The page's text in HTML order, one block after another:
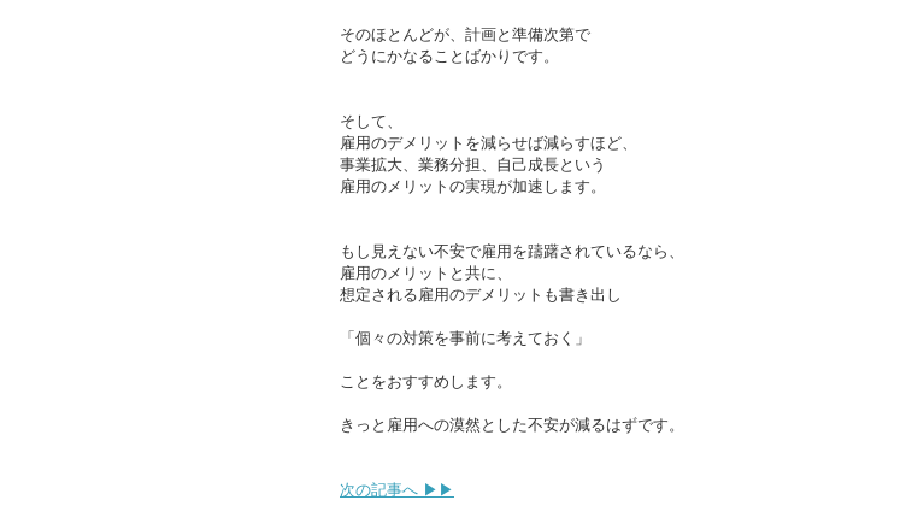
そのほとんどが、計画と準備次第で
どうにかなることばかりです。
そして、
雇用のデメリットを減らせば減らすほど、
事業拡大、業務分担、自己成長という
雇用のメリットの実現が加速します。
もし見えない不安で雇用を躊躇されているなら、
雇用のメリットと共に、
想定される雇用のデメリットも書き出し
「個々の対策を事前に考えておく」
ことをおすすめします。
きっと雇用への漠然とした不安が減るはずです。
次の記事へ ▶▶